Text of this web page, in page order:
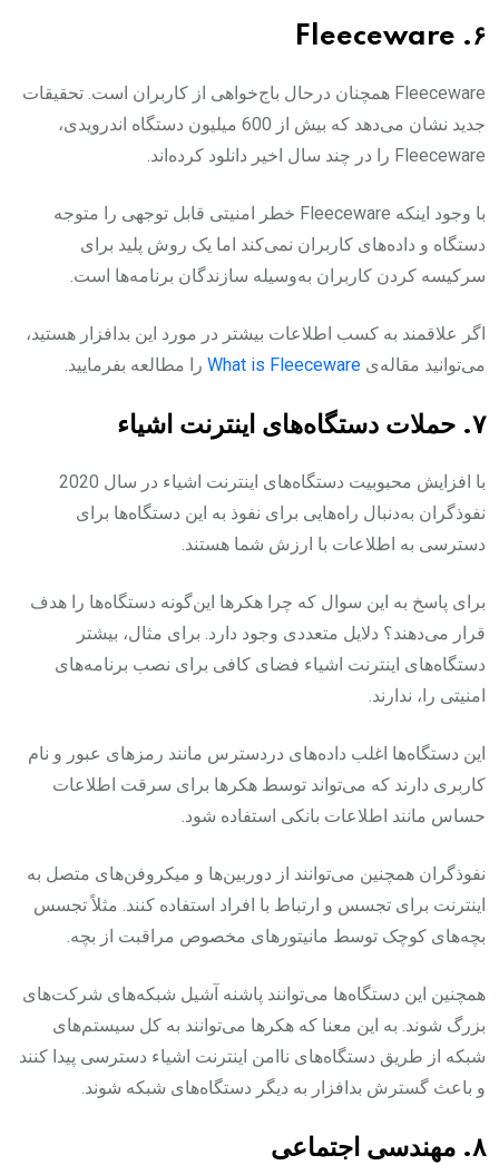
۶. Fleeceware‌
Fleeceware همچنان درحال باج‌خواهی از کاربران است. تحقیقات
جدید نشان می‌دهد که بیش از 600 میلیون دستگاه اندرویدی،
Fleeceware را در چند سال اخیر دانلود کرده‌اند.
با وجود اینکه Fleeceware خطر امنیتی قابل‌ توجهی را متوجه
دستگاه و داده‌های کاربران نمی‌کند اما یک روش پلید برای
سرکیسه کردن کاربران به‌وسیله سازندگان برنامه‌ها است.‌
اگر علاقمند به کسب اطلاعات بیشتر در مورد این بدافزار هستید،
می‌توانید مقاله‌ی What is Fleeceware را مطالعه بفرمایید.
۷. حملات دستگاه‌های اینترنت اشیاء‌
با افزایش محبوبیت دستگاه‌های اینترنت اشیاء در سال 2020
نفوذگران به‌دنبال راه‌هایی برای نفوذ به این دستگاه‌ها برای
دسترسی به اطلاعات با ‌ارزش شما هستند.
برای پاسخ به این سوال که چرا هکرها این‌گونه دستگاه‌ها را هدف
قرار می‌دهند؟ دلایل متعددی وجود دارد. برای مثال،‌ بیشتر
دستگاه‌های اینترنت اشیاء فضای کافی برای نصب برنامه‌های
امنیتی را، ندارند.
این دستگاه‌ها اغلب داده‌های دردسترس مانند رمزهای عبور و نام‌‌‌
کاربری دارند که می‌تواند توسط هکرها برای سرقت اطلاعات
حساس مانند اطلاعات بانکی استفاده شود.‌
نفوذگران همچنین می‌توانند از دوربین‌ها و میکروفن‌های متصل به
اینترنت برای تجسس و ارتباط با افراد استفاده کنند. مثلاً تجسس
بچه‌های کوچک توسط مانیتورهای مخصوص مراقبت از بچه.
همچنین این دستگاه‌ها می‌توانند پاشنه آشیل شبکه‌های شرکت‌های
بزرگ شوند. به این معنا که هکرها می‌توانند به کل سیستم‌های
شبکه از طریق دستگاه‌های ناامن اینترنت اشیاء دسترسی پیدا کنند
و باعث گسترش بدافزار به دیگر دستگاه‌های شبکه شوند.‌
۸. مهندسی اجتماعی‌